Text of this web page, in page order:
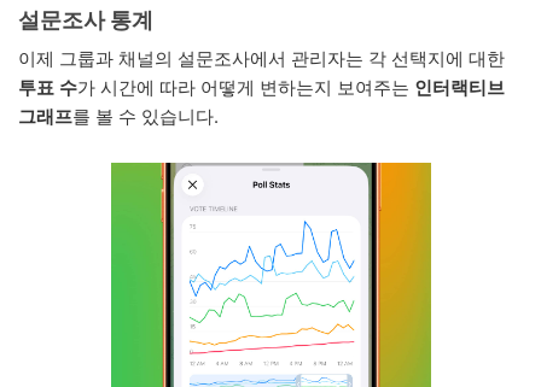
설문조사 통계
이제 그룹과 채널의 설문조사에서 관리자는 각 선택지에 대한
투표 수가 시간에 따라 어떻게 변하는지 보여주는 인터랙티브
그래프를 볼 수 있습니다.